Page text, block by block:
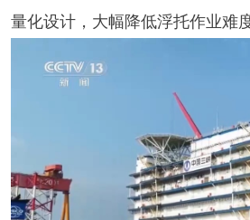
量化设计，大幅降低浮托作业难度